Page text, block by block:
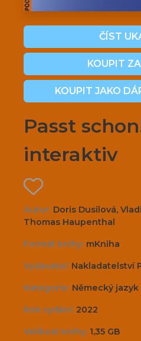
ČÍST
KOUPIT
KOUPIT JAKO
Passt
interaktiv
Autor: Doris Dusilová,
Thomas Haupenthal
Formát knihy: mKniha
Vydavatel: Nakladatelství
Kategorie: Německý jazyk
Rok vydání: 2022
Velikost knihy: 1,35 GB